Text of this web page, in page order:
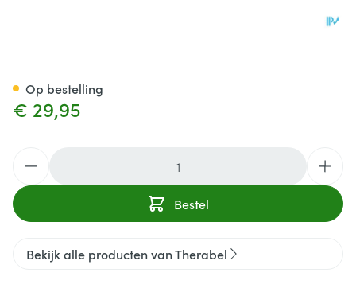
€ 29,95
Bestel
Op bestelling
Bekijk alle producten van Therabel